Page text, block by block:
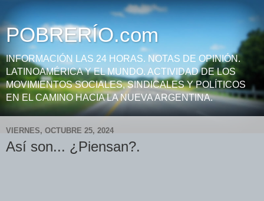
POBRERÍO.com
INFORMACIÓN LAS 24 HORAS. NOTAS DE OPINIÓN.
LATINOAMÉRICA Y EL MUNDO. ACTIVIDAD DE LOS
MOVIMIENTOS SOCIALES, SINDICALES Y POLÍTICOS
EN EL CAMINO HACIA LA NUEVA ARGENTINA.
VIERNES, OCTUBRE 25, 2024
Así son... ¿Piensan?.